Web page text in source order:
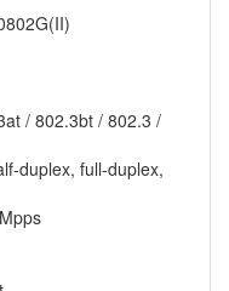
/ 802.3bt / 802.3 /
duplex, full-duplex,